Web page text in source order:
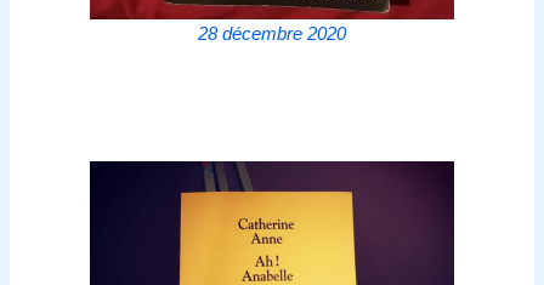
28 décembre 2020